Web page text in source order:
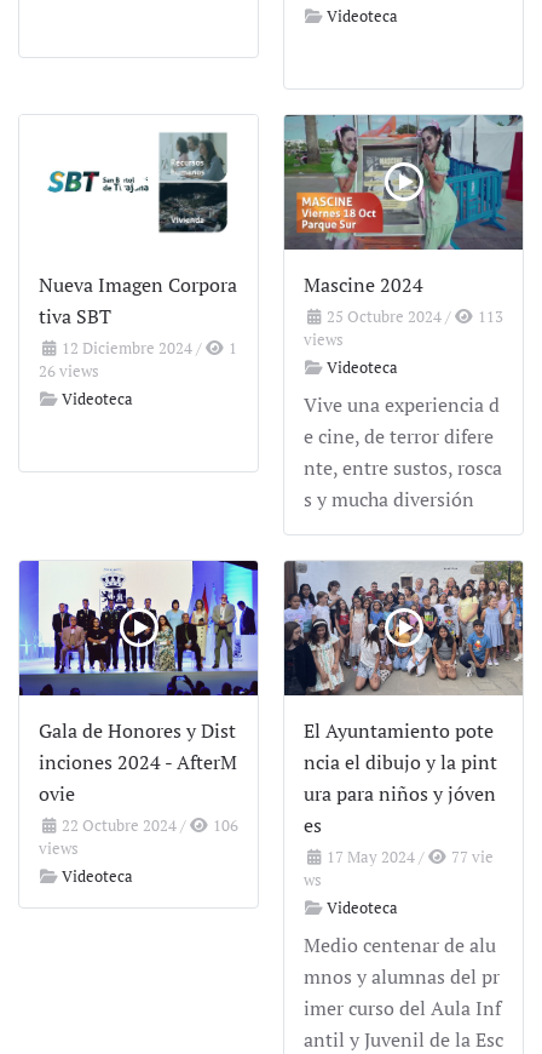
Videoteca
Nueva Imagen Corpora
tiva SBT
12 Diciembre 2024/
1
26 views
Videoteca
Mascine 2024
25 Octubre 2024/
113
views
Videoteca
Vive una experiencia d
e cine, de terror difere
nte, entre sustos, rosca
s y mucha diversión
Gala de Honores y Dist
inciones 2024 - AfterM
ovie
22 Octubre 2024 /
106
views
Videoteca
El Ayuntamiento pote
ncia el dibujo y la pint
ura para niños y jóven
es
17 May 2024 /
77 vie
ws
Videoteca
Medio centenar de alu
mnos y alumnas del pr
imer curso del Aula Inf
antil y Juvenil de la Esc